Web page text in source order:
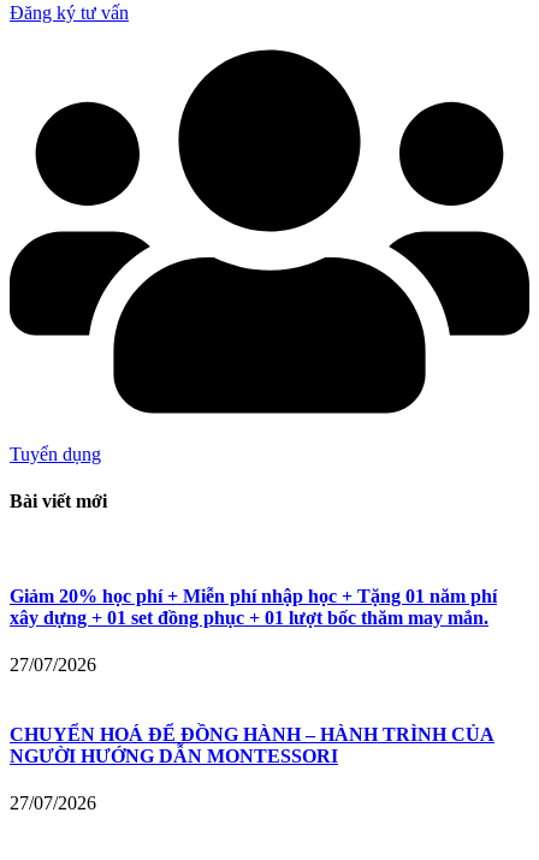
Đăng ký tư vấn
Tuyển dụng
Bài viết mới
Giảm 20% học phí + Miễn phí nhập học + Tặng 01 năm phí
xây dựng + 01 set đồng phục + 01 lượt bốc thăm may mắn.
27/07/2026
CHUYỂN HOÁ ĐỂ ĐỒNG HÀNH – HÀNH TRÌNH CỦA
NGƯỜI HƯỚNG DẪN MONTESSORI
27/07/2026